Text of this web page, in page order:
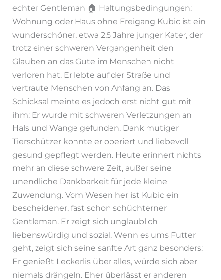
echter Gentleman 🏠 Haltungsbedingungen:
Wohnung oder Haus ohne Freigang Kubic ist ein
wunderschöner, etwa 2,5 Jahre junger Kater, der
trotz einer schweren Vergangenheit den
Glauben an das Gute im Menschen nicht
verloren hat. Er lebte auf der Straße und
vertraute Menschen von Anfang an. Das
Schicksal meinte es jedoch erst nicht gut mit
ihm: Er wurde mit schweren Verletzungen an
Hals und Wange gefunden. Dank mutiger
Tierschützer konnte er operiert und liebevoll
gesund gepflegt werden. Heute erinnert nichts
mehr an diese schwere Zeit, außer seine
unendliche Dankbarkeit für jede kleine
Zuwendung. Vom Wesen her ist Kubic ein
bescheidener, fast schon schüchterner
Gentleman. Er zeigt sich unglaublich
liebenswürdig und sozial. Wenn es ums Futter
geht, zeigt sich seine sanfte Art ganz besonders:
Er genießt Leckerlis über alles, würde sich aber
niemals drängeln. Eher überlässt er anderen